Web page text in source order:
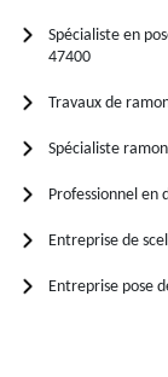
Spécialiste en
47400
Travaux de
Spécialiste
Professionnel en
Entreprise de
Entreprise pose